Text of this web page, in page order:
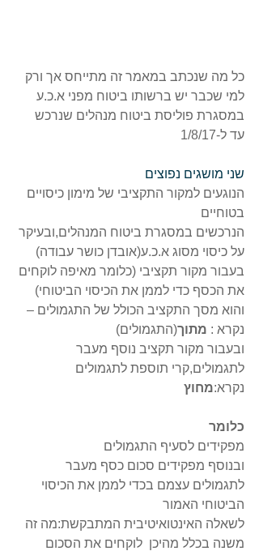
כל מה שנכתב במאמר זה מתייחס אך ורק
למי שכבר יש ברשותו ביטוח מפני א.כ.ע
במסגרת פוליסת ביטוח מנהלים שנרכש
עד ל-1/8/17
שני מושגים נפוצים
הנוגעים למקור התקציבי של מימון כיסויים
בטוחיים
הנרכשים במסגרת ביטוח המנהלים,ובעיקר
על כיסוי מסוג א.כ.ע(אובדן כושר עבודה)
בעבור מקור תקציבי (כלומר מאיפה לוקחים
את הכסף כדי לממן את הכיסוי הביטוחי)
והוא מסך התקציב הכולל של התגמולים –
נקרא : מתוך(התגמולים)
ובעבור מקור תקציב נוסף מעבר
לתגמולים,קרי תוספת לתגמולים
נקרא:מחוץ
כלומר
מפקידים לסעיף התגמולים
ובנוסף מפקידים סכום כסף מעבר
לתגמולים עצמם בכדי לממן את הכיסוי
הביטוחי האמור
לשאלה האינטואיטיבית המתבקשת:מה זה
משנה בכלל מהיכן  לוקחים את הסכום